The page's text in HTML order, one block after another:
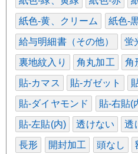
紙色-黄、クリーム 紙色-
給与明細書（その他） 蛍
裏地紋入り 角丸加工 角
貼-カマス 貼-ガゼット
貼-ダイヤモンド 貼-右貼(
貼-左貼(内) 透けない 透
長形 開封加工 頭なし